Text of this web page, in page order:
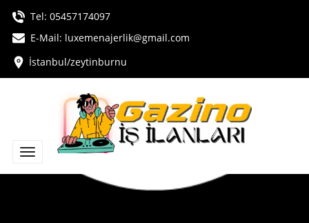
Tel: 05457174097
E-Mail: luxemenajerlik@gmail.com
İstanbul/zeytinburnu